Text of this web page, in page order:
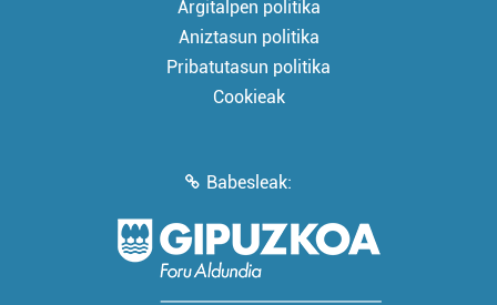
Argitalpen politika
Aniztasun politika
Pribatutasun politika
Cookieak
Babesleak: